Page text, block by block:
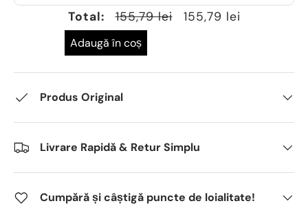
Total: 155,79 lei 155,79 lei
Adaugă în coș
Produs Original
Livrare Rapidă & Retur Simplu
Cumpără și câștigă puncte de loialitate!